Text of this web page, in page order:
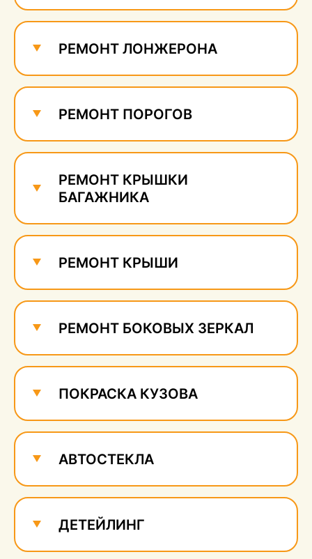
Ремонт и удаление
РЕМОНТ ЛОНЖЕРОНА
РЕМОНТ ПОРОГОВ
РЕМОНТ КРЫШКИ
БАГАЖНИКА
РЕМОНТ КРЫШИ
РЕМОНТ БОКОВЫХ ЗЕРКАЛ
ПОКРАСКА КУЗОВА
АВТОСТЕКЛА
ДЕТЕЙЛИНГ